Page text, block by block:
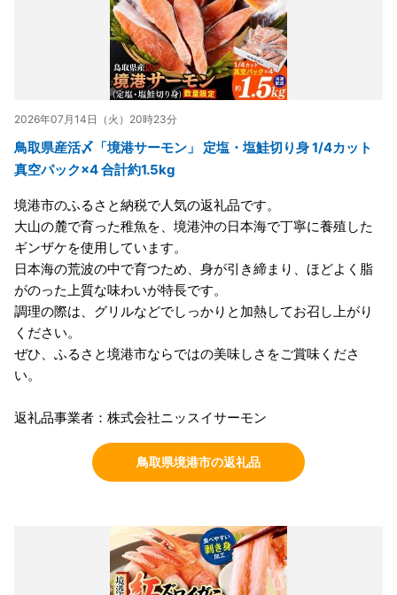
2026年07月14日（火）20時23分
鳥取県産活〆「境港サーモン」 定塩・塩鮭切り身 1/4カット
真空パック×4 合計約1.5kg
境港市のふるさと納税で人気の返礼品です。
大山の麓で育った稚魚を、境港沖の日本海で丁寧に養殖した
ギンザケを使用しています。
日本海の荒波の中で育つため、身が引き締まり、ほどよく脂
がのった上質な味わいが特長です。
調理の際は、グリルなどでしっかりと加熱してお召し上がり
ください。
ぜひ、ふるさと境港市ならではの美味しさをご賞味くださ
い。
返礼品事業者：株式会社ニッスイサーモン
鳥取県境港市の返礼品